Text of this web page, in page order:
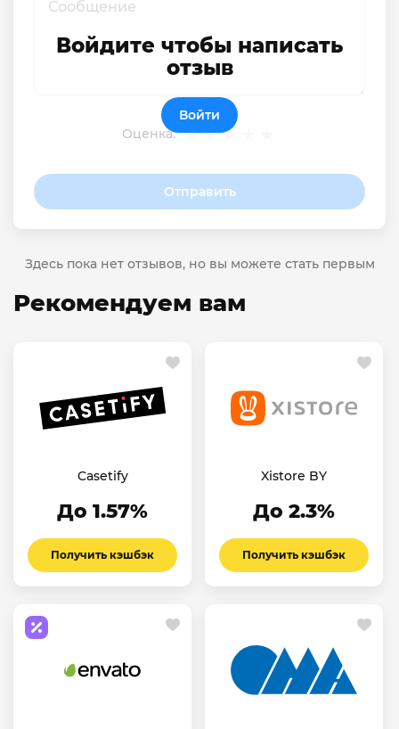
Оценка:
Отправить
Войдите чтобы написать
отзыв
Войти
Здесь пока нет отзывов, но вы можете стать первым
Рекомендуем вам
Casetify
До 1.57%
Получить кэшбэк
Xistore BY
До 2.3%
Получить кэшбэк